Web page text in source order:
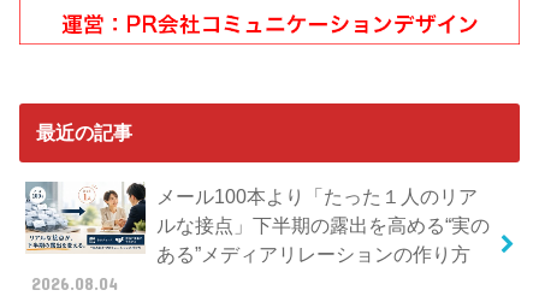
最近の記事
メール100本より「たった１人のリア
ルな接点」下半期の露出を高める“実の
ある”メディアリレーションの作り方
2026.08.04